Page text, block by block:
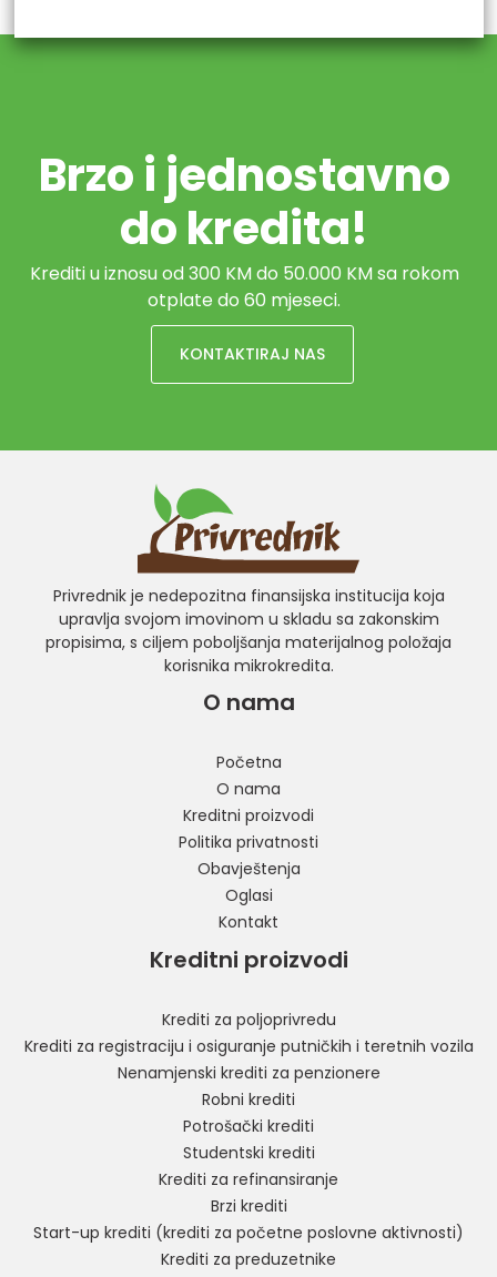
Brzo i jednostavno
do kredita!
Krediti u iznosu od 300 KM do 50.000 KM sa rokom
otplate do 60 mjeseci.
KONTAKTIRAJ NAS
Privrednik je nedepozitna finansijska institucija koja
upravlja svojom imovinom u skladu sa zakonskim
propisima, s ciljem poboljšanja materijalnog položaja
korisnika mikrokredita.
O nama
Početna
O nama
Kreditni proizvodi
Politika privatnosti
Obavještenja
Oglasi
Kontakt
Kreditni proizvodi
Krediti za poljoprivredu
Krediti za registraciju i osiguranje putničkih i teretnih vozila
Nenamjenski krediti za penzionere
Robni krediti
Potrošački krediti
Studentski krediti
Krediti za refinansiranje
Brzi krediti
Start-up krediti (krediti za početne poslovne aktivnosti)
Krediti za preduzetnike